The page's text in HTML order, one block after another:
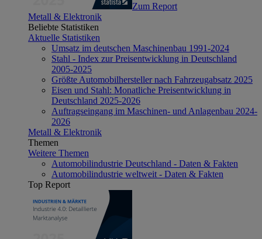
Zum Report
Metall & Elektronik
Beliebte Statistiken
Aktuelle Statistiken
Umsatz im deutschen Maschinenbau 1991-2024
Stahl - Index zur Preisentwicklung in Deutschland
2005-2025
Größte Automobilhersteller nach Fahrzeugabsatz 2025
Eisen und Stahl: Monatliche Preisentwicklung in
Deutschland 2025-2026
Auftragseingang im Maschinen- und Anlagenbau 2024-
2026
Metall & Elektronik
Themen
Weitere Themen
Automobilindustrie Deutschland - Daten & Fakten
Automobilindustrie weltweit - Daten & Fakten
Top Report